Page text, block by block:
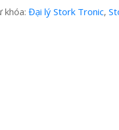
khóa: Đại lý Stork Tronic,